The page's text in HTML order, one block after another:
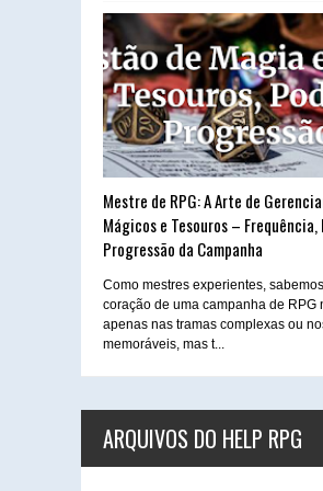
Mestre de RPG: A Arte de
Mágicos e Tesouros – Frequência,
Progressão da Campanha
Como mestres experientes,
coração de uma campanha de RPG
apenas nas tramas complexas ou
memoráveis, mas t...
ARQUIVOS DO HELP RPG